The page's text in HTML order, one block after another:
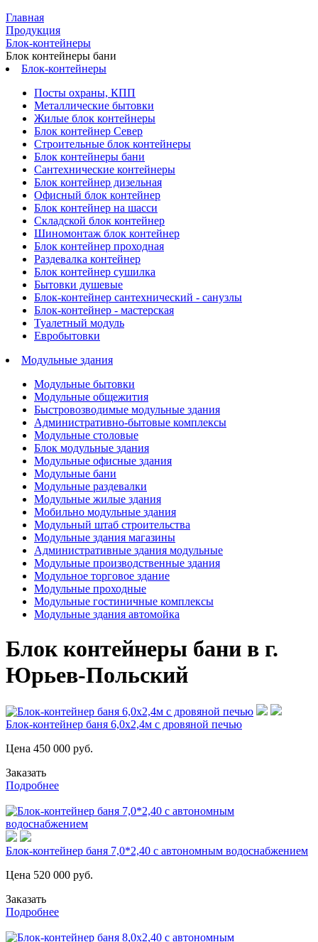
Главная
Продукция
Блок-контейнеры
Блок контейнеры бани
Блок-контейнеры
Посты охраны, КПП
Металлические бытовки
Жилые блок контейнеры
Блок контейнер Север
Строительные блок контейнеры
Блок контейнеры бани
Сантехнические контейнеры
Блок контейнер дизельная
Офисный блок контейнер
Блок контейнер на шасси
Складской блок контейнер
Шиномонтаж блок контейнер
Блок контейнер проходная
Раздевалка контейнер
Блок контейнер сушилка
Бытовки душевые
Блок-контейнер сантехнический - санузлы
Блок-контейнер - мастерская
Туалетный модуль
Евробытовки
Модульные здания
Модульные бытовки
Модульные общежития
Быстровозводимые модульные здания
Административно-бытовые комплексы
Модульные столовые
Блок модульные здания
Модульные офисные здания
Модульные бани
Модульные раздевалки
Модульные жилые здания
Мобильно модульные здания
Модульный штаб строительства
Модульные здания магазины
Административные здания модульные
Модульные производственные здания
Модульное торговое здание
Модульные проходные
Модульные гостиничные комплексы
Модульные здания автомойка
Блок контейнеры бани в г.
Юрьев-Польский
Блок-контейнер баня 6,0х2,4м с дровяной печью
Цена 450 000 руб.
Заказать
Подробнее
Блок-контейнер баня 7,0*2,40 с автономным водоснабжением
Цена 520 000 руб.
Заказать
Подробнее